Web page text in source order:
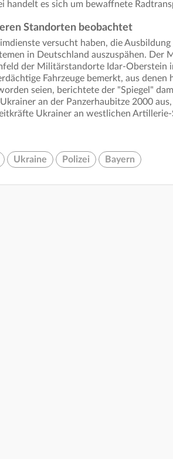
handelt es sich um bewaffnete
Standorten beobachtet
versucht haben, die
in Deutschland auszuspähen. Der
der Militärstandorte Idar-Oberstein
Fahrzeuge bemerkt, aus denen
seien, berichtete der "Spiegel"
an der Panzerhaubitze 2000
Ukrainer an westlichen Artillerie-
Ukraine Polizei Bayern